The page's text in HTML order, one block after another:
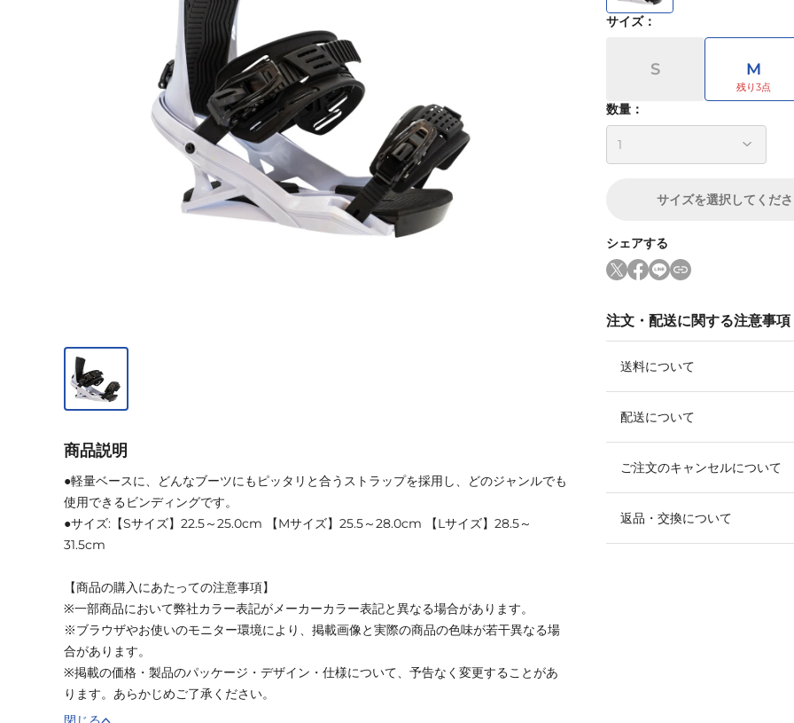
サイズ：
S M
数量：
サイズを選択してくだ
シェアする
注文・配送に関する注意事項
送料について
配送について
ご注文のキャンセルについて
返品・交換について
商品説明
●軽量ベースに、どんなブーツにもピッタリと合うストラップを採用し、どのジャンルでも
使用できるビンディングです。
●サイズ:【Sサイズ】22.5～25.0cm 【Mサイズ】25.5～28.0cm 【Lサイズ】28.5～
31.5cm
【商品の購入にあたっての注意事項】
※一部商品において弊社カラー表記がメーカーカラー表記と異なる場合があります。
※ブラウザやお使いのモニター環境により、掲載画像と実際の商品の色味が若干異なる場
合があります。
※掲載の価格・製品のパッケージ・デザイン・仕様について、予告なく変更することがあ
ります。あらかじめご了承ください。